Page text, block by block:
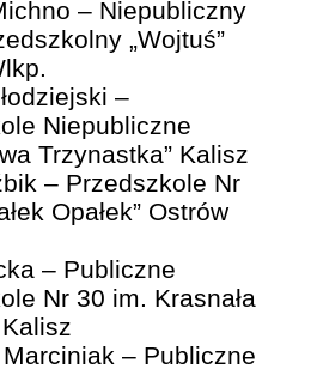
– Niepubliczny
„Wojtuś”
–
Niepubliczne
Trzynastka” Kalisz
– Przedszkole Nr
Opałek” Ostrów
– Publiczne
Nr 30 im. Krasnała
Kalisz
– Publiczne